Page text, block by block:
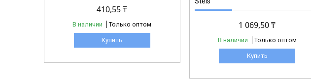
410,55 ₸
В наличии Только оптом
Купить
1 069,50 ₸
В наличии Только оптом
Купить